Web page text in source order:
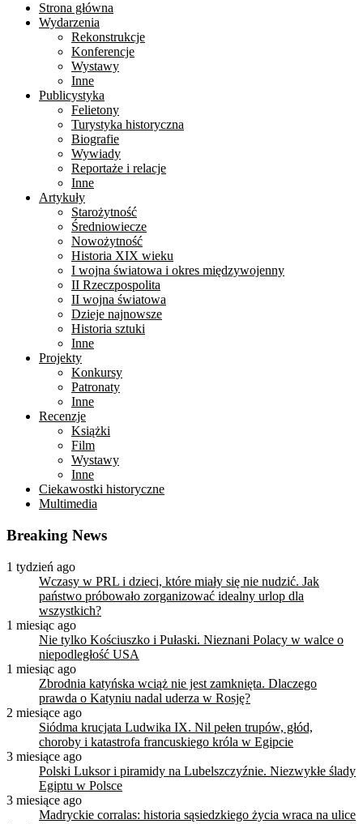
Strona główna
Wydarzenia
Rekonstrukcje
Konferencje
Wystawy
Inne
Publicystyka
Felietony
Turystyka historyczna
Biografie
Wywiady
Reportaże i relacje
Inne
Artykuły
Starożytność
Średniowiecze
Nowożytność
Historia XIX wieku
I wojna światowa i okres międzywojenny
II Rzeczpospolita
II wojna światowa
Dzieje najnowsze
Historia sztuki
Inne
Projekty
Konkursy
Patronaty
Inne
Recenzje
Książki
Film
Wystawy
Inne
Ciekawostki historyczne
Multimedia
Breaking News
1 tydzień ago
Wczasy w PRL i dzieci, które miały się nie nudzić. Jak
państwo próbowało zorganizować idealny urlop dla
wszystkich?
1 miesiąc ago
Nie tylko Kościuszko i Pułaski. Nieznani Polacy w walce o
niepodległość USA
1 miesiąc ago
Zbrodnia katyńska wciąż nie jest zamknięta. Dlaczego
prawda o Katyniu nadal uderza w Rosję?
2 miesiące ago
Siódma krucjata Ludwika IX. Nil pełen trupów, głód,
choroby i katastrofa francuskiego króla w Egipcie
3 miesiące ago
Polski Luksor i piramidy na Lubelszczyźnie. Niezwykłe ślady
Egiptu w Polsce
3 miesiące ago
Madryckie corralas: historia sąsiedzkiego życia wraca na ulice